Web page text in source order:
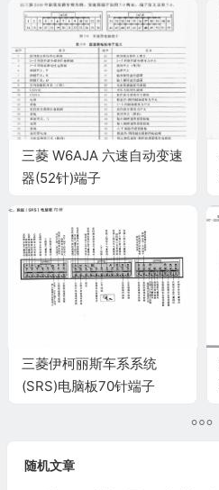
三菱 W6AJA 六速自动变速
器(52针)端子
三菱伊柯丽斯车系系统
(SRS)电脑板70针端子
随机文章